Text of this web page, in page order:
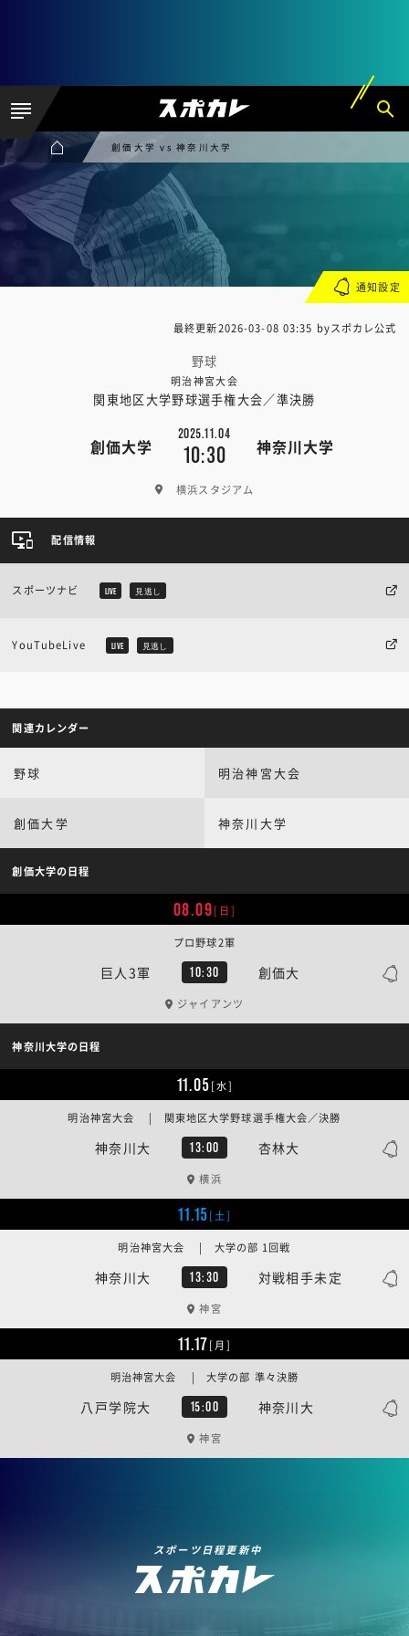
創価大学 vs 神奈川大学
最終更新2026-03-08 03:35 byスポカレ公式
野球
明治神宮大会
関東地区大学野球選手権大会／準決勝
創価大学
2025.11.04
10:30 神奈川大学
横浜スタジアム
通知設定
配信情報
スポーツナビ LIVE 見逃し
YouTubeLive LIVE 見逃し
関連カレンダー
野球 明治神宮大会
創価大学 神奈川大学
創価大学の日程
08.09[日]
巨人3軍 10:30 創価大
プロ野球2軍
ジャイアンツ
神奈川大学の日程
11.05[水]
神奈川大 13:00 杏林大
明治神宮大会 | 関東地区大学野球選手権大会／決勝
横浜
11.15[土]
神奈川大 13:30 対戦相手未定
明治神宮大会 | 大学の部 1回戦
神宮
11.17[月]
八戸学院大 15:00 神奈川大
明治神宮大会 | 大学の部 準々決勝
神宮
スポーツ日程更新中